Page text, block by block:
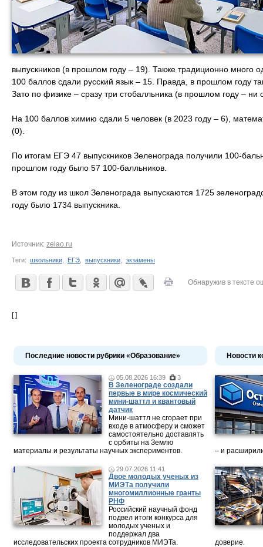
выпускников (в прошлом году – 19). Также традиционно много
100 баллов сдали русский язык – 15. Правда, в прошлом году
Зато по физике – сразу три стобалльника (в прошлом году – ни
На 100 баллов химию сдали 5 человек (в 2023 году – 6),
(0).
По итогам ЕГЭ 47 выпускников Зеленограда получили 100-
прошлом году было 57 100-балльников.
В этом году из школ Зеленограда выпускаются 1725
году было 1734 выпускника.
Источник: zelao.ru
Теги: школьники ЕГЭ выпускники экзамены
Обнаружив в тексте
[ ]
Последние новости рубрики «Образование»
05.08.2026 16:39 3
В Зеленограде создали
первые в мире космический
мини-шаттл и квантовый
датчик
Мини-шаттл не сгорает при
входе в атмосферу и сможет
самостоятельно доставлять
с орбиты на Землю
материалы и результаты научных экспериментов.
29.07.2026 11:41
Двое молодых ученых из
МИЭТа получили
многомиллионные гранты
РНФ
Российский научный фонд
подвел итоги конкурса для
молодых ученых и
поддержал два
исследовательских проекта сотрудников МИЭТа.
Новости
– и
доверие.